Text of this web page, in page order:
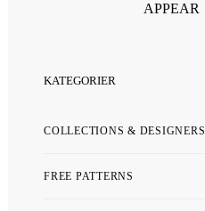
APPEAR
KATEGORIER
COLLECTIONS & DESIGNERS
FREE PATTERNS